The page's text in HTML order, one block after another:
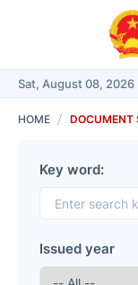
Sat, August 08, 2026
HOME DOCUMENT
Key word:
Issued year